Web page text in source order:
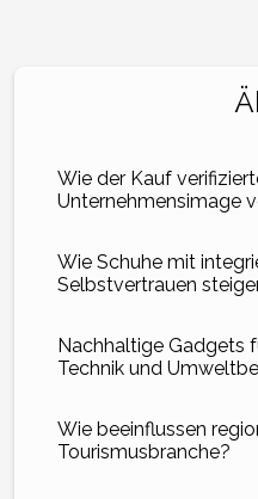
Wie der Kauf
Unternehmensimage
Wie Schuhe mit
Selbstvertrauen
Nachhaltige Gadgets
Technik und
Wie beeinflussen
Tourismusbranche?